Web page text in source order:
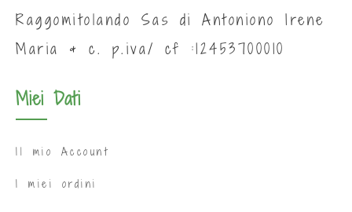
Raggomitolando Sas di Antoniono Irene
Maria & c. p.iva/ cf :12453700010
Miei Dati
Il mio Account
I miei ordini